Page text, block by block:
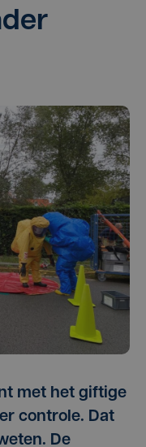
met het giftige
controle. Dat
De